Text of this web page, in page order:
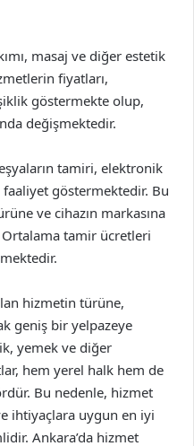
masaj ve diğer estetik
fiyatları,
göstermekte olup,
değişmektedir.
tamiri, elektronik
faaliyet göstermektedir. Bu
ve cihazın markasına
tamir ücretleri
hizmetin türüne,
geniş bir yelpazeye
yemek ve diğer
hem yerel halk hem de
Bu nedenle, hizmet
ihtiyaçlara uygun en iyi
Ankara’da hizmet